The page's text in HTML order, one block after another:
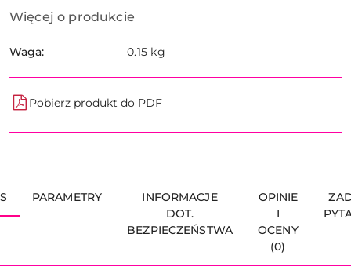
Więcej o produkcie
Waga: 0.15 kg
Pobierz produkt do PDF
PARAMETRY
INFORMACJE
DOT.
BEZPIECZEŃSTWA
OPINIE
I
OCENY
(0)